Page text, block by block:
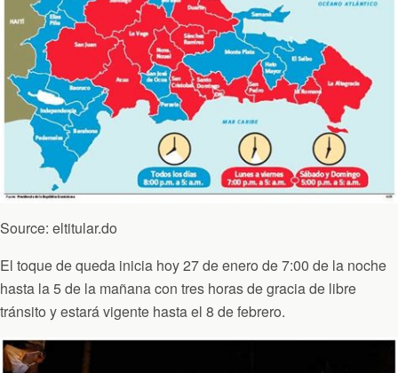
Source: eltitular.do
El toque de queda inicia hoy 27 de enero de 7:00 de la noche
hasta la 5 de la mañana con tres horas de gracia de libre
tránsito y estará vigente hasta el 8 de febrero.